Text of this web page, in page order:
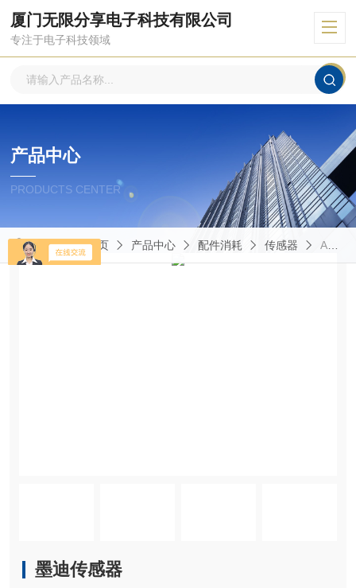
厦门无限分享电子科技有限公司
专注于电子科技领域
产品中心
PRODUCTS CENTER
当前位置：首页 产品中心 配件消耗 传感器 AH6/CN-1F墨迪传感器
墨迪传感器